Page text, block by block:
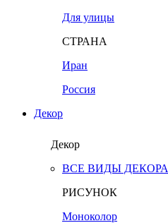
Для улицы
СТРАНА
Иран
Россия
Декор
Декор
ВСЕ ВИДЫ ДЕКОРА
РИСУНОК
Моноколор